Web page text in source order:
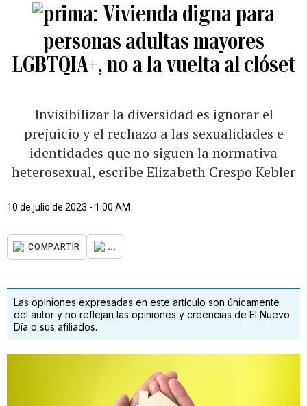
Vivienda digna para
personas adultas mayores
LGBTQIA+, no a la vuelta al clóset
Invisibilizar la diversidad es ignorar el
prejuicio y el rechazo a las sexualidades e
identidades que no siguen la normativa
heterosexual, escribe Elizabeth Crespo Kebler
10 de julio de 2023 - 1:00 AM
COMPARTIR ...
Las opiniones expresadas en este artículo son únicamente
del autor y no reflejan las opiniones y creencias de El Nuevo
Día o sus afiliados.